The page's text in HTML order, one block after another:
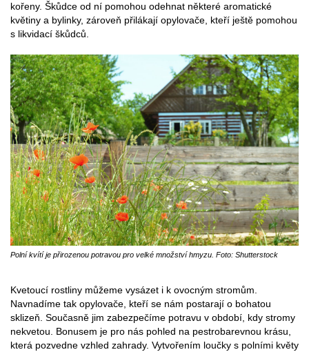
kořeny. Škůdce od ní pomohou odehnat některé aromatické
květiny a bylinky, zároveň přilákají opylovače, kteří ještě pomohou
s likvidací škůdců.
Polní kvítí je přirozenou potravou pro velké množství hmyzu. Foto: Shutterstock
Kvetoucí rostliny můžeme vysázet i k ovocným stromům.
Navnadíme tak opylovače, kteří se nám postarají o bohatou
sklizeň. Současně jim zabezpečíme potravu v období, kdy stromy
nekvetou. Bonusem je pro nás pohled na pestrobarevnou krásu,
která pozvedne vzhled zahrady. Vytvořením loučky s polními květy